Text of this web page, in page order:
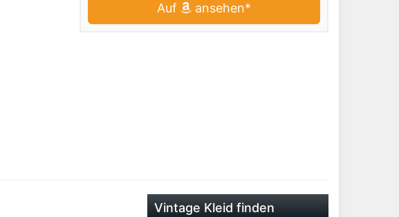
Auf ansehen*
Vintage Kleid finden